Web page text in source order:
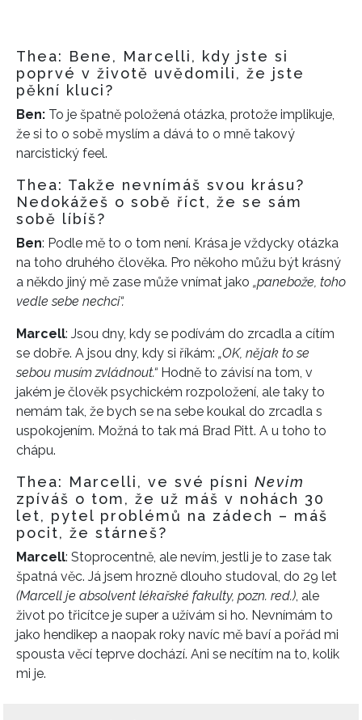
Thea: Bene, Marcelli, kdy jste si
poprvé v životě uvědomili, že jste
pěkní kluci?
Ben: To je špatně položená otázka, protože implikuje,
že si to o sobě myslím a dává to o mně takový
narcistický feel.
Thea: Takže nevnímáš svou krásu?
Nedokážeš o sobě říct, že se sám
sobě líbíš?
Ben: Podle mě to o tom není. Krása je vždycky otázka
na toho druhého člověka. Pro někoho můžu být krásný
a někdo jiný mě zase může vnímat jako „panebože, toho
vedle sebe nechci“.
Marcell: Jsou dny, kdy se podívám do zrcadla a cítím
se dobře. A jsou dny, kdy si říkám: „OK, nějak to se
sebou musím zvládnout.“ Hodně to závisí na tom, v
jakém je člověk psychickém rozpoložení, ale taky to
nemám tak, že bych se na sebe koukal do zrcadla s
uspokojením. Možná to tak má Brad Pitt. A u toho to
chápu.
Thea: Marcelli, ve své písni Nevim
zpíváš o tom, že už máš v nohách 30
let, pytel problémů na zádech – máš
pocit, že stárneš?
Marcell: Stoprocentně, ale nevím, jestli je to zase tak
špatná věc. Já jsem hrozně dlouho studoval, do 29 let
(Marcell je absolvent lékařské fakulty, pozn. red.) , ale
život po třicítce je super a užívám si ho. Nevnímám to
jako hendikep a naopak roky navíc mě baví a pořád mi
spousta věcí teprve dochází. Ani se necítím na to, kolik
mi je.